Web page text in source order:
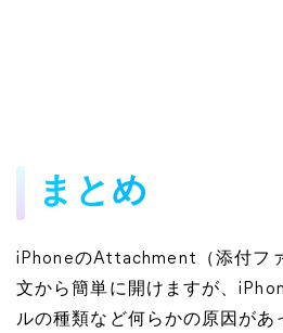
まとめ
iPhoneのAttachment（添付フ
文から簡単に開けますが、
ルの種類など何らかの原因があ